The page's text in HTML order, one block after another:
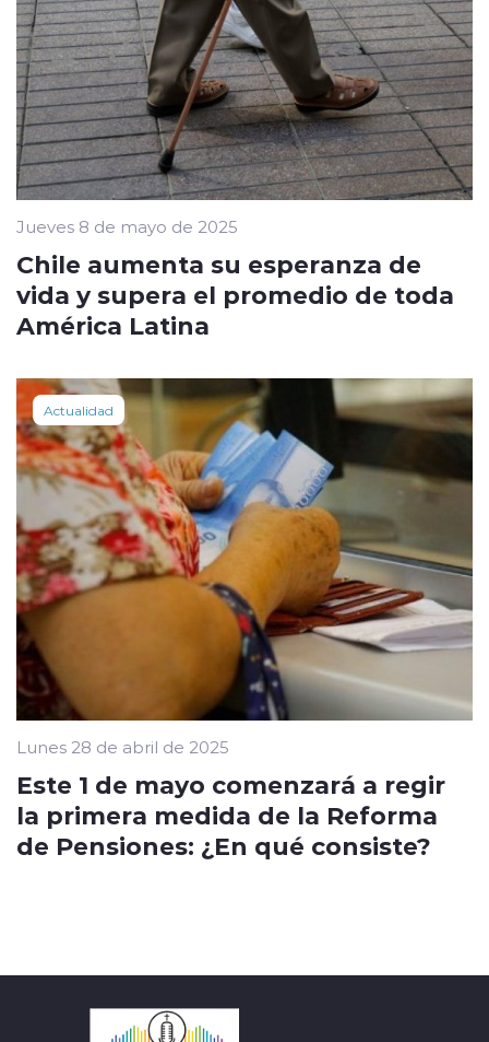
Jueves 8 de mayo de 2025
Chile aumenta su esperanza de
vida y supera el promedio de toda
América Latina
Actualidad
Lunes 28 de abril de 2025
Este 1 de mayo comenzará a regir
la primera medida de la Reforma
de Pensiones: ¿En qué consiste?